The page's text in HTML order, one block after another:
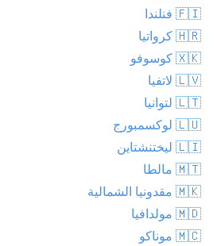
🇫🇮 فنلندا
🇭🇷 كرواتيا
🇽🇰 كوسوفو
🇱🇻 لاتفيا
🇱🇹 لتوانيا
🇱🇺 لوكسمبورج
🇱🇮 ليختنشتاين
🇲🇹 مالطا
🇲🇰 مقدونيا الشمالية
🇲🇩 مولدافيا
🇲🇨 موناكو